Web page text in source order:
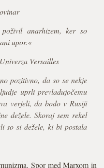
anarhizem, ker so
upor.«
Versailles
pozitivno, da so se nekje
uprli prevladujočemu
verjeli, da bodo v Rusiji
dežele. Skoraj sem rekel
so si dežele, ki bi postala
Spor med Marxom in